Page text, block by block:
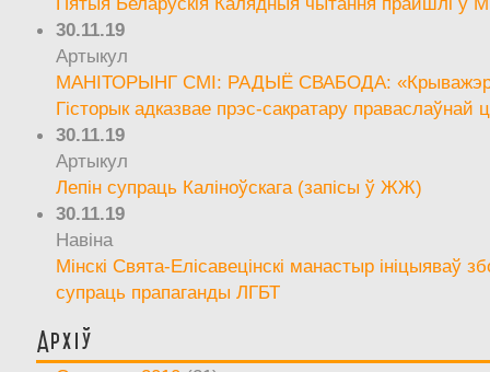
30.11.19
Артыкул
МАНІТОРЫНГ СМІ: РАДЫЁ СВАБОДА:
Гісторык адказвае прэс-сакратару праваслаўнай
30.11.19
Артыкул
Лепін супраць Каліноўскага (запісы ў ЖЖ)
30.11.19
Навіна
Мінскі Свята-Елісавецінскі манастыр ініцыяваў
супраць прапаганды ЛГБТ
Архіў